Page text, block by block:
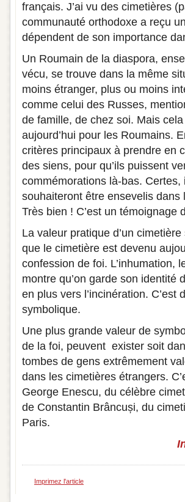
français. J’ai vu des cimetières
communauté orthodoxe a reçu
dépendent de son importance
Un Roumain de la diaspora,
vécu, se trouve dans la même
moins étranger, plus ou moins
comme celui des Russes,
de famille, de chez soi. Mais
aujourd’hui pour les Roumains.
critères principaux à prendre en
des siens, pour qu’ils puissent
commémorations là-bas.
souhaiteront être ensevelis
Très bien ! C’est un témoignage
La valeur pratique d’un
que le cimetière est devenu
confession de foi. L’inhumation,
montre qu’on garde son identité
en plus vers l’incinération.
symbolique.
Une plus grande valeur de
de la foi, peuvent exister soit
tombes de gens extrêmement
dans les cimetières étrangers.
George Enescu, du célèbre
de Constantin Brâncuși, du
Paris.
Imprimez l'article